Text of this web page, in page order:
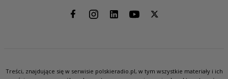
Treści, znajdujące się w serwisie polskieradio.pl, w tym wszystkie materiały i ich